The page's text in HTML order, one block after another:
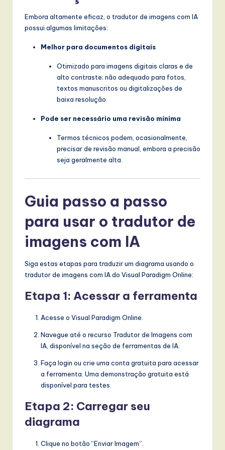
Embora altamente eficaz, o tradutor de imagens com IA
possui algumas limitações:
Melhor para documentos digitais
Otimizado para imagens digitais claras e de
alto contraste; não adequado para fotos,
textos manuscritos ou digitalizações de
baixa resolução.
Pode ser necessário uma revisão mínima
Termos técnicos podem, ocasionalmente,
precisar de revisão manual, embora a precisão
seja geralmente alta.
Guia passo a passo
para usar o tradutor de
imagens com IA
Siga estas etapas para traduzir um diagrama usando o
tradutor de imagens com IA do Visual Paradigm Online:
Etapa 1: Acessar a ferramenta
Acesse o Visual Paradigm Online.
Navegue até o recurso Tradutor de Imagens com
IA, disponível na seção de ferramentas de IA.
Faça login ou crie uma conta gratuita para acessar
a ferramenta. Uma demonstração gratuita está
disponível para testes.
Etapa 2: Carregar seu
diagrama
Clique no botão “Enviar Imagem”.